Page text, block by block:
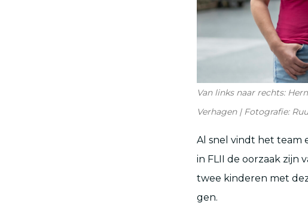
Van links naar rechts:
Verhagen | Fotografie:
Al snel vindt het team
in FLII de oorzaak zijn
twee kinderen met
gen.